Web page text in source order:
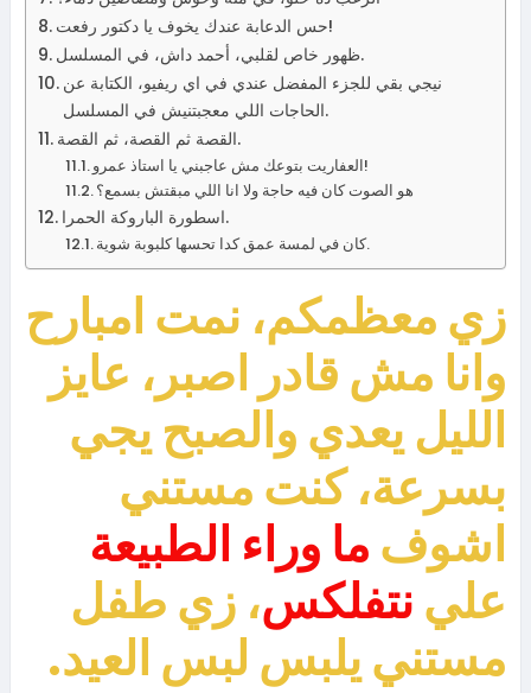
حس الدعابة عندك يخوف يا دكتور رفعت!
ظهور خاص لقلبي، أحمد داش، في المسلسل.
نيجي بقي للجزء المفضل عندي في اي ريفيو، الكتابة عن
الحاجات اللي معجبتنيش في المسلسل.
القصة ثم القصة، ثم القصة.
العفاريت بتوعك مش عاجبني يا استاذ عمرو!
هو الصوت كان فيه حاجة ولا انا اللي مبقتش بسمع؟
اسطورة الباروكة الحمرا.
كان في لمسة عمق كدا تحسها كلبوبة شوية.
زي معظمكم، نمت امبارح
وانا مش قادر اصبر، عايز
الليل يعدي والصبح يجي
بسرعة، كنت مستني
اشوفما وراء الطبيعة
علينتفلكس، زي طفل
مستني يلبس لبس العيد.